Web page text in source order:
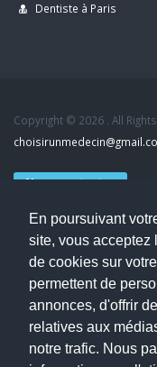
En poursuivant
site, vous acceptez
de cookies sur
permettent de
annonces, d'offrir
relatives aux
notre trafic. Nous
Dentiste à Paris
Copyright © 2026 . All
Nous contacter
Dernier avis : PASCAL
Mentions légales